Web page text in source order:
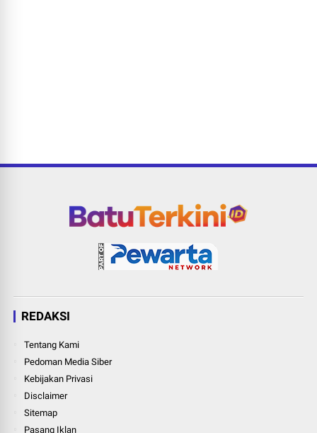
REDAKSI
Tentang Kami
Pedoman Media Siber
Kebijakan Privasi
Disclaimer
Sitemap
Pasang Iklan